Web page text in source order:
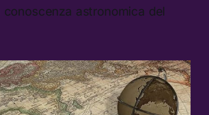
astronomica del